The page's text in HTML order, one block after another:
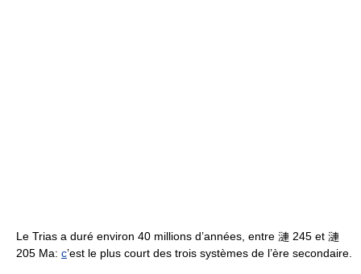
Le Trias a duré environ 40 millions d’années, entre 漣 245 et 漣
205 Ma: c’est le plus court des trois systèmes de l’ère secondaire.